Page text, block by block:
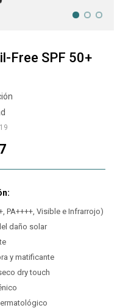
Free SPF 50+
PA++++, Visible e Infrarrojo)
daño solar
y matificante
dry touch